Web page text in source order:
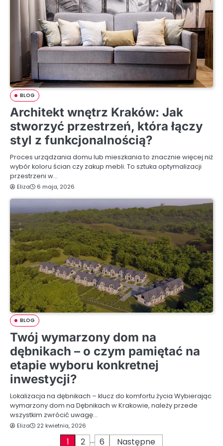
BLOG
Architekt wnętrz Kraków: Jak
stworzyć przestrzeń, która łączy
styl z funkcjonalnością?
Proces urządzania domu lub mieszkania to znacznie więcej niż
wybór koloru ścian czy zakup mebli. To sztuka optymalizacji
przestrzeni w…
Eliza 6 maja, 2026
BLOG
Twój wymarzony dom na
dębnikach – o czym pamiętać na
etapie wyboru konkretnej
inwestycji?
Lokalizacja na dębnikach – klucz do komfortu życia Wybierając
wymarzony dom na Dębnikach w Krakowie, należy przede
wszystkim zwrócić uwagę…
Eliza 22 kwietnia, 2026
1 2 … 6 Następne